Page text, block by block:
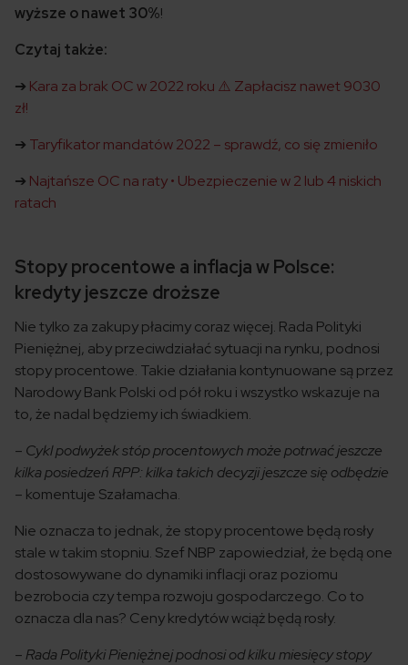
wyższe o nawet 30%!
Czytaj także:
➔ Kara za brak OC w 2022 roku ⚠️ Zapłacisz nawet 9030
zł!
➔ Taryfikator mandatów 2022 – sprawdź, co się zmieniło
➔ Najtańsze OC na raty • Ubezpieczenie w 2 lub 4 niskich
ratach
Stopy procentowe a inflacja w Polsce:
kredyty jeszcze droższe
Nie tylko za zakupy płacimy coraz więcej. Rada Polityki
Pieniężnej, aby przeciwdziałać sytuacji na rynku, podnosi
stopy procentowe. Takie działania kontynuowane są przez
Narodowy Bank Polski od pół roku i wszystko wskazuje na
to, że nadal będziemy ich świadkiem.
– Cykl podwyżek stóp procentowych może potrwać jeszcze
kilka posiedzeń RPP: kilka takich decyzji jeszcze się odbędzie
– komentuje Szałamacha.
Nie oznacza to jednak, że stopy procentowe będą rosły
stale w takim stopniu. Szef NBP zapowiedział, że będą one
dostosowywane do dynamiki inflacji oraz poziomu
bezrobocia czy tempa rozwoju gospodarczego. Co to
oznacza dla nas? Ceny kredytów wciąż będą rosły.
–Rada Polityki Pieniężnej podnosi od kilku miesięcy stopy